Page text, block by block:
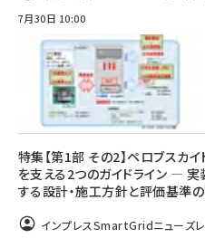
7月30日 10:00
特集【第1部 その2】ペロブスカ
を支える2つのガイドライン ― 実
する設計・施工方針と評価基準
インプレスSmartGridニューズ